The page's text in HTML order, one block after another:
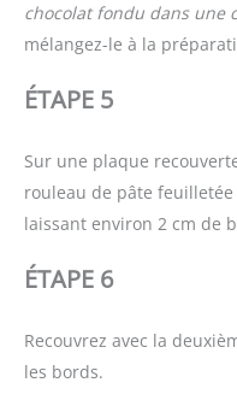
chocolat fondu dans une
mélangez-le à la
ÉTAPE 5
Sur une plaque
rouleau de pâte
laissant environ 2 cm de
ÉTAPE 6
Recouvrez avec la
les bords.